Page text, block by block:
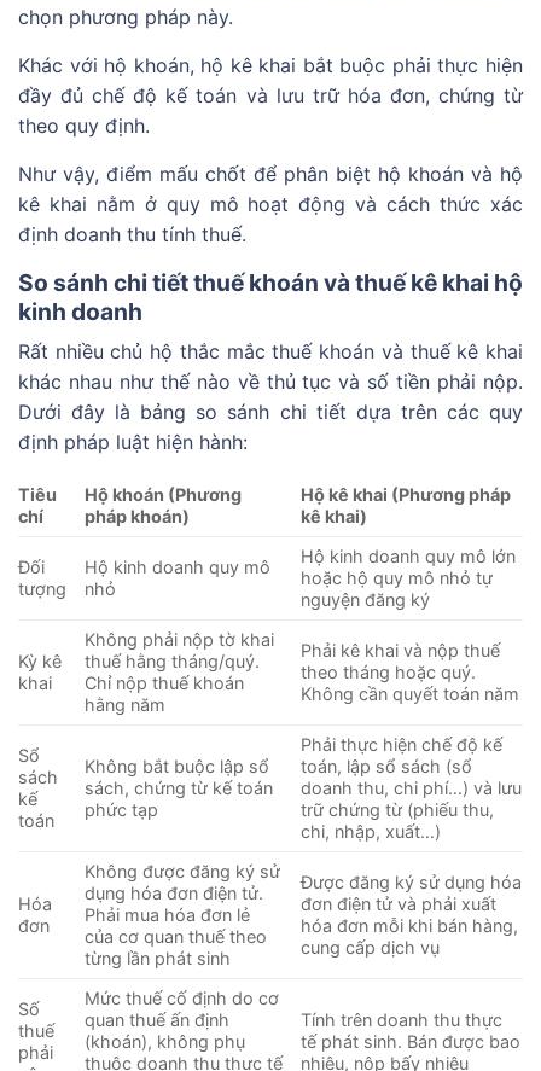
chọn phương pháp này.
Khác với hộ khoán, hộ kê khai bắt buộc phải thực hiện
đầy đủ chế độ kế toán và lưu trữ hóa đơn, chứng từ
theo quy định.
Như vậy, điểm mấu chốt để phân biệt hộ khoán và hộ
kê khai nằm ở quy mô hoạt động và cách thức xác
định doanh thu tính thuế.
So sánh chi tiết thuế khoán và thuế kê khai hộ
kinh doanh
Rất nhiều chủ hộ thắc mắc thuế khoán và thuế kê khai
khác nhau như thế nào về thủ tục và số tiền phải nộp.
Dưới đây là bảng so sánh chi tiết dựa trên các quy
định pháp luật hiện hành:
Tiêu
chí
Hộ khoán (Phương
pháp khoán)
Hộ kê khai (Phương pháp
kê khai)
Đối
tượng
Hộ kinh doanh quy mô
nhỏ
Hộ kinh doanh quy mô lớn
hoặc hộ quy mô nhỏ tự
nguyện đăng ký
Kỳ kê
khai
Không phải nộp tờ khai
thuế hằng tháng/quý.
Chỉ nộp thuế khoán
hằng năm
Phải kê khai và nộp thuế
theo tháng hoặc quý.
Không cần quyết toán năm
Sổ
sách
kế
toán
Không bắt buộc lập sổ
sách, chứng từ kế toán
phức tạp
Phải thực hiện chế độ kế
toán, lập sổ sách (sổ
doanh thu, chi phí…) và lưu
trữ chứng từ (phiếu thu,
chi, nhập, xuất…)
Hóa
đơn
Không được đăng ký sử
dụng hóa đơn điện tử.
Phải mua hóa đơn lẻ
của cơ quan thuế theo
từng lần phát sinh
Được đăng ký sử dụng hóa
đơn điện tử và phải xuất
hóa đơn mỗi khi bán hàng,
cung cấp dịch vụ
Số
thuế
phải
Mức thuế cố định do cơ
quan thuế ấn định
(khoán), không phụ
thuộc doanh thu thực tế
Tính trên doanh thu thực
tế phát sinh. Bán được bao
nhiêu, nộp bấy nhiêu